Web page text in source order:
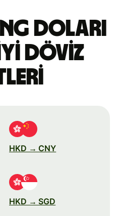
doları
döviz
HKD → CNY
HKD → SGD